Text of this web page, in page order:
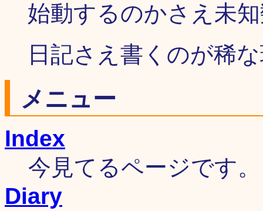
始動するのかさえ未
日記さえ書くのが稀
メニュー
Index
今見てるページです。
Diary